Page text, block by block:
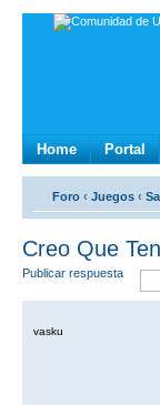
Home Portal
Foro ‹ Juegos ‹
Creo Que
Publicar respuesta
vasku